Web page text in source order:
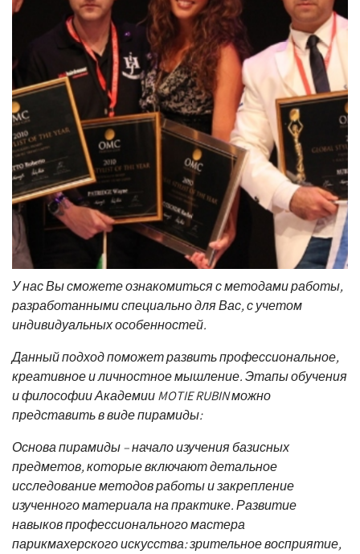
У нас Вы сможете ознакомиться с методами работы,
разработанными специально для Вас, с учетом
индивидуальных особенностей.
Данный подход поможет развить профессиональное,
креативное и личностное мышление. Этапы обучения
и философии Академии MOTIE RUBIN можно
представить в виде пирамиды:
Основа пирамиды – начало изучения базисных
предметов, которые включают детальное
исследование методов работы и закрепление
изученного материала на практике. Развитие
навыков профессионального мастера
парикмахерского искусства: зрительное восприятие,